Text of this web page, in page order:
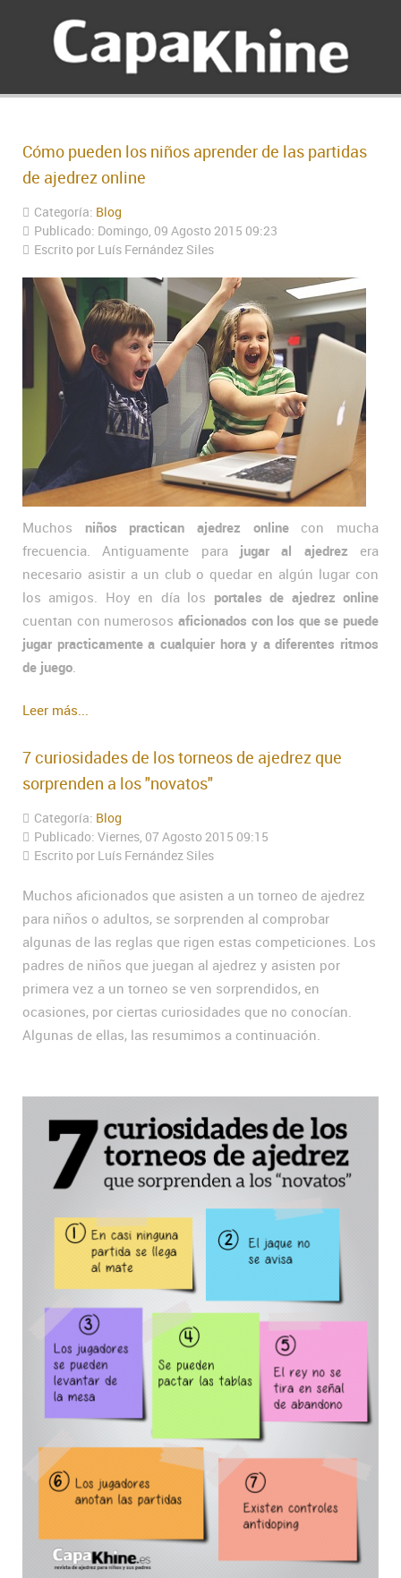
Cómo pueden los niños aprender de las partidas
de ajedrez online
Categoría: Blog
Publicado: Domingo, 09 Agosto 2015 09:23
Escrito por Luís Fernández Siles
Muchos niños practican ajedrez onlinecon mucha
frecuencia. Antiguamente para jugar al ajedrez era
necesario asistir a un club o quedar en algún lugar con
los amigos. Hoy en día los portales de ajedrez online
cuentan con numerosos aficionados con los que se puede
jugar practicamente a cualquier hora y a diferentes ritmos
de juego
Leer más...
7 curiosidades de los torneos de ajedrez que
sorprenden a los "novatos"
Categoría: Blog
Publicado: Viernes, 07 Agosto 2015 09:15
Escrito por Luís Fernández Siles
Muchos aficionados que asisten a un torneo de ajedrez
para niños o adultos, se sorprenden al comprobar
algunas de las reglas que rigen estas competiciones. Los
padres de niños que juegan al ajedrez y asisten por
primera vez a un torneo se ven sorprendidos, en
ocasiones, por ciertas curiosidades que no conocían.
Algunas de ellas, las resumimos a continuación.